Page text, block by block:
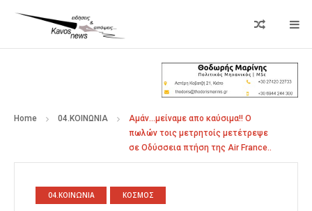
Home 04.ΚΟΙΝΩΝΙΑ
Αμάν…μείναμε απο καύσιμα!! Ο
πωλών τοις μετρητοίς μετέτρεψε
σε Οδύσσεια πτήση της Air France..
04.ΚΟΙΝΩΝΙΑ ΚΟΣΜΟΣ